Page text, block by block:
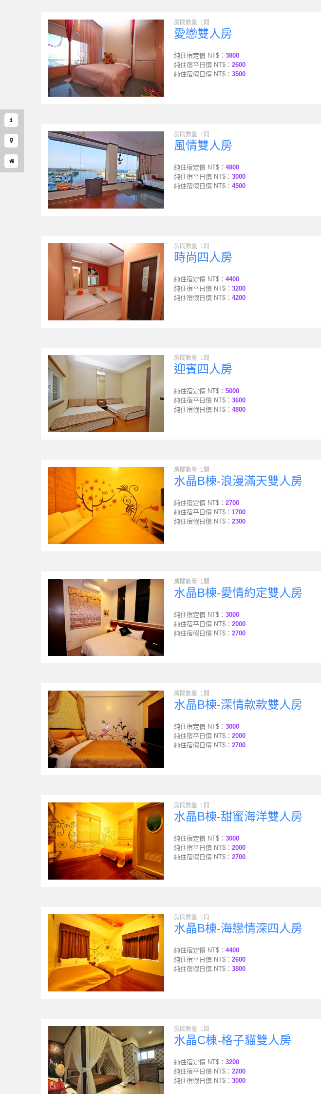
房間數量: 1間
愛戀雙人房
純住宿定價 NT$： 3800
純住宿平日價 NT$： 2600
純住宿假日價 NT$： 3500
房間數量: 1間
風情雙人房
純住宿定價 NT$： 4800
純住宿平日價 NT$： 3000
純住宿假日價 NT$： 4500
房間數量: 1間
時尚四人房
純住宿定價 NT$： 4400
純住宿平日價 NT$： 3200
純住宿假日價 NT$： 4200
房間數量: 1間
迎賓四人房
純住宿定價 NT$： 5000
純住宿平日價 NT$： 3600
純住宿假日價 NT$： 4800
房間數量: 1間
水晶B棟-浪漫滿天雙人房
純住宿定價 NT$： 2700
純住宿平日價 NT$： 1700
純住宿假日價 NT$： 2300
房間數量: 1間
水晶B棟-愛情約定雙人房
純住宿定價 NT$： 3000
純住宿平日價 NT$： 2000
純住宿假日價 NT$： 2700
房間數量: 1間
水晶B棟-深情款款雙人房
純住宿定價 NT$： 3000
純住宿平日價 NT$： 2000
純住宿假日價 NT$： 2700
房間數量: 1間
水晶B棟-甜蜜海洋雙人房
純住宿定價 NT$： 3000
純住宿平日價 NT$： 2000
純住宿假日價 NT$： 2700
房間數量: 1間
水晶B棟-海戀情深四人房
純住宿定價 NT$： 4400
純住宿平日價 NT$： 2600
純住宿假日價 NT$： 3800
房間數量: 1間
水晶C棟-格子貓雙人房
純住宿定價 NT$： 3200
純住宿平日價 NT$： 2200
純住宿假日價 NT$： 3000